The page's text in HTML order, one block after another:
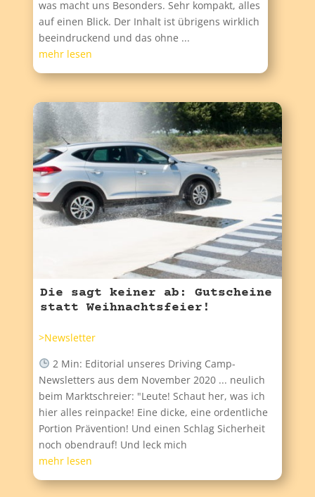
was macht uns Besonders. Sehr kompakt, alles
auf einen Blick. Der Inhalt ist übrigens wirklich
beeindruckend und das ohne ...
mehr lesen
Die sagt keiner ab: Gutscheine
statt Weihnachtsfeier!
>Newsletter
2 Min: Editorial unseres Driving Camp-
Newsletters aus dem November 2020 ... neulich
beim Marktschreier: "Leute! Schaut her, was ich
hier alles reinpacke! Eine dicke, eine ordentliche
Portion Prävention! Und einen Schlag Sicherheit
noch obendrauf! Und leck mich
mehr lesen